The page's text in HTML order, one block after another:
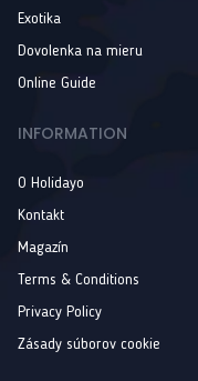
Exotika
Dovolenka na mieru
Online Guide
INFORMATION
O Holidayo
Kontakt
Magazín
Terms & Conditions
Privacy Policy
Zásady súborov cookie